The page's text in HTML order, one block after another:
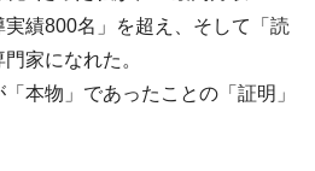
績800名」を超え、そして「読
家になれた。
本物」であったことの「証明」